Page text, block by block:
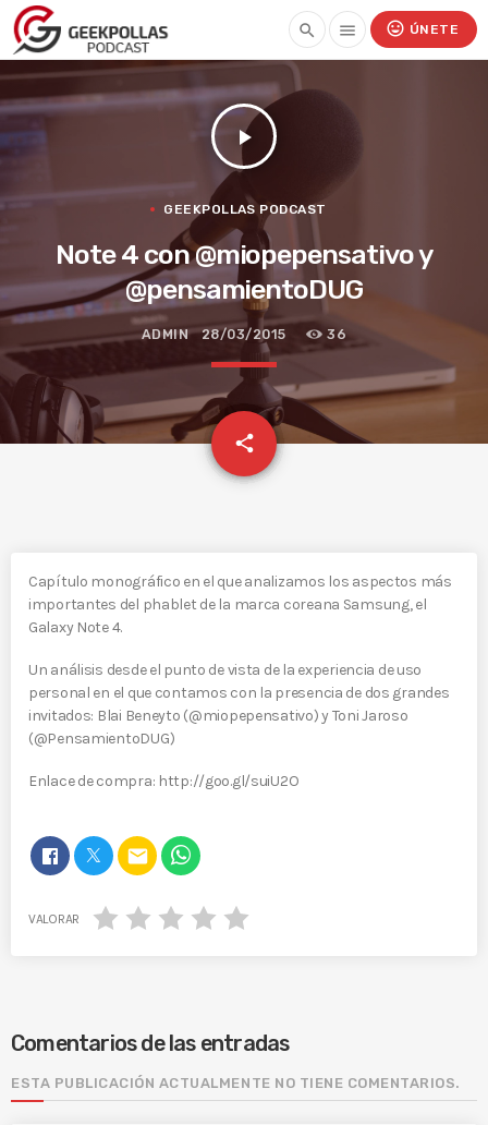
search menu mood ÚNETE
play_arrow
GEEKPOLLAS PODCAST
Note 4 con @miopepensativo y
@pensamientoDUG
ADMIN 28/03/2015 36
share
email
Capítulo monográfico en el que analizamos los aspectos más
importantes del phablet de la marca coreana Samsung, el
Galaxy Note 4.
Un análisis desde el punto de vista de la experiencia de uso
personal en el que contamos con la presencia de dos grandes
invitados: Blai Beneyto (@miopepensativo) y Toni Jaroso
(@PensamientoDUG)
Enlace de compra: http://goo.gl/suiU2O
email
VALORAR
Comentarios de las entradas
ESTA PUBLICACIÓN ACTUALMENTE NO TIENE COMENTARIOS.